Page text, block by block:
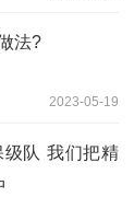
法?
2023-05-19
队 我们把精